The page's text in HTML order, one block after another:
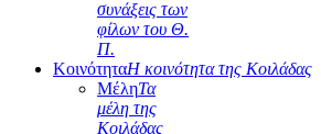
συνάξεις των
φίλων του Θ.
Π.
ΚοινότηταΗ κοινότητα της Κοιλάδας
ΜέληΤα
μέλη της
Κοιλάδας